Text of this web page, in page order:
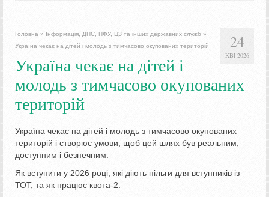
24
КВІ 2026
Головна » Інформація, ДПС, ПФУ, ЦЗ та інших державних служб »
Україна чекає на дітей і молодь з тимчасово окупованих територій
Україна чекає на дітей і
молодь з тимчасово окупованих
територій
Україна чекає на дітей і молодь з тимчасово окупованих
територій і створює умови, щоб цей шлях був реальним,
доступним і безпечним.
Як вступити у 2026 році, які діють пільги для вступників із
ТОТ, та як працює квота-2.